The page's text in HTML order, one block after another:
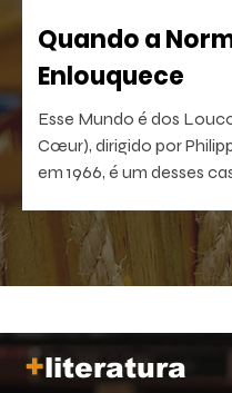
Quando a
Enlouquece
Esse Mundo é dos
Cœur), dirigido por
em 1966, é um desses
devastadora no que
que, quanto mais
tempo, mais próximo
+literatura